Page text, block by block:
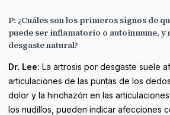
P: ¿Cuáles son los primeros signos de
puede ser inflamatorio o autoinmune, y
desgaste natural?
Dr. Lee: La artrosis por desgaste suele
articulaciones de las puntas de los
dolor y la hinchazón en las
los nudillos, pueden indicar afecciones